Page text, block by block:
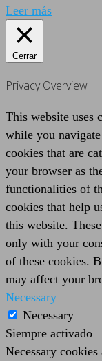
Leer más
Cerrar
Privacy Overview
This website uses
while you
cookies that are
your browser as
functionalities of
cookies that help
this website.
only with your
of these cookies.
may affect your
Necessary
Necessary
Siempre activado
Necessary